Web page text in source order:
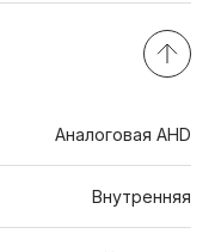
Аналоговая AHD
Внутренняя